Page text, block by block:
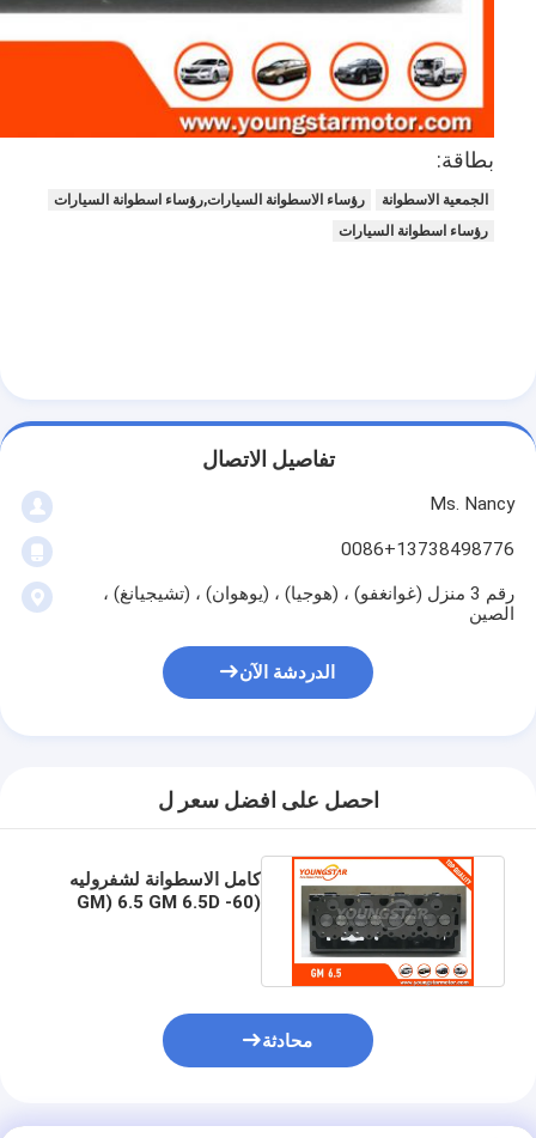
حولنا
جولة في المصنع
مراقبة الجودة
محرك الاسطوانة
المحرك توصيل رود
العمود المرفقي بكرة
أسطوانة رأس حشية
توربوتشارجير السيارة
مضخة قيادة السيارة
بطاقة:
الجمعية الاسطوانة
رؤساء الاسطوانة السيارات,رؤساء اسطوانة السيارات
رؤساء اسطوانة السيارات
تفاصيل الاتصال
Ms. Nancy
0086+13738498776
رقم 3 منزل (غوانغفو) ، (هوجيا) ، (يوهوان) ، (تشيجيانغ) ،
الصين
الدردشة الآن
احصل على افضل سعر ل
كامل الاسطوانة لشفروليه
(GM) 6.5 GM 6.5D -60
محادثة